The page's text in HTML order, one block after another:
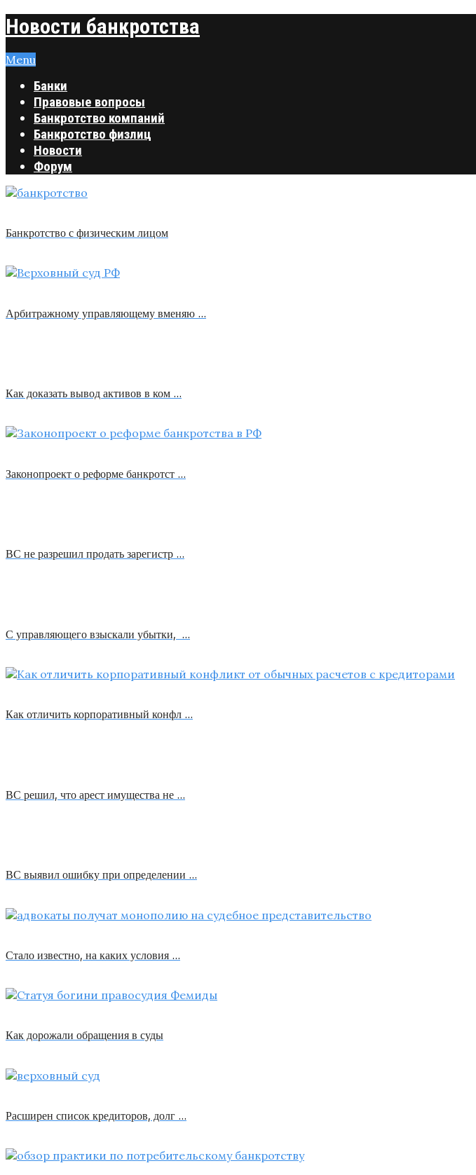
Новости банкротства
Menu
Банки
Правовые вопросы
Банкротство компаний
Банкротство физлиц
Новости
Форум
Банкротство с физическим лицом
Арбитражному управляющему вменяю …
Как доказать вывод активов в ком …
Законопроект о реформе банкротст …
ВС не разрешил продать зарегистр …
С управляющего взыскали убытки, …
Как отличить корпоративный конфл …
ВС решил, что арест имущества не …
ВС выявил ошибку при определении …
Стало известно, на каких условия …
Как дорожали обращения в суды
Расширен список кредиторов, долг …